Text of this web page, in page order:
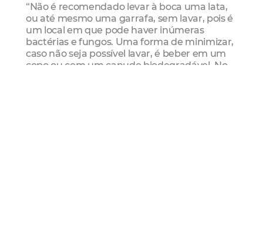
“Não é recomendado levar à boca uma lata,
ou até mesmo uma garrafa, sem lavar, pois é
um local em que pode haver inúmeras
bactérias e fungos. Uma forma de minimizar,
caso não seja possível lavar, é beber em um
copo ou com um canudo biodegradável. No